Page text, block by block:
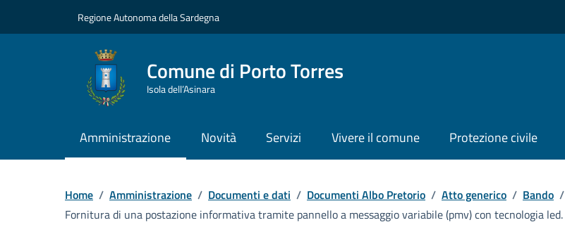
Regione Autonoma della Sardegna
Comune di Porto Torres
Isola dell’Asinara
Amministrazione Novità Servizi Vivere il comune Protezione civile
Home / Amministrazione / Documenti e dati / Documenti Albo Pretorio / Atto generico / Bando /
Fornitura di una postazione informativa tramite pannello a messaggio variabile (pmv) con tecnologia led.